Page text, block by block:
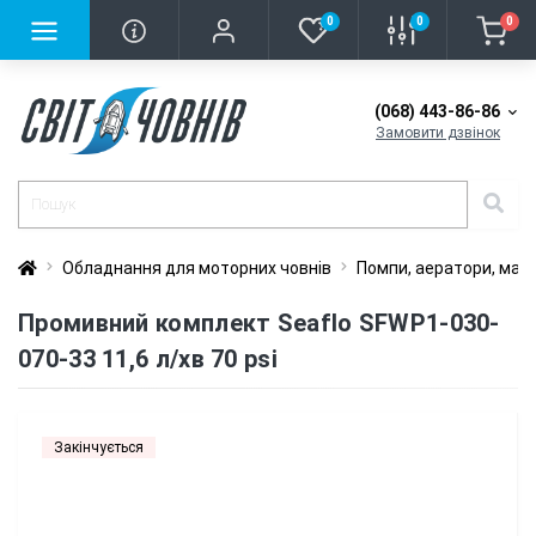
0 0 0
(068) 443-86-86
Замовити дзвінок
Обладнання для моторних човнів Помпи, аератори,
Промивний комплект Seaflo SFWP1-030-
070-33 11,6 л/хв 70 psi
Закінчується